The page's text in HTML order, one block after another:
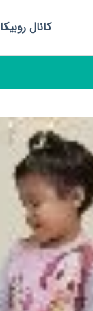
کانال روبیکا